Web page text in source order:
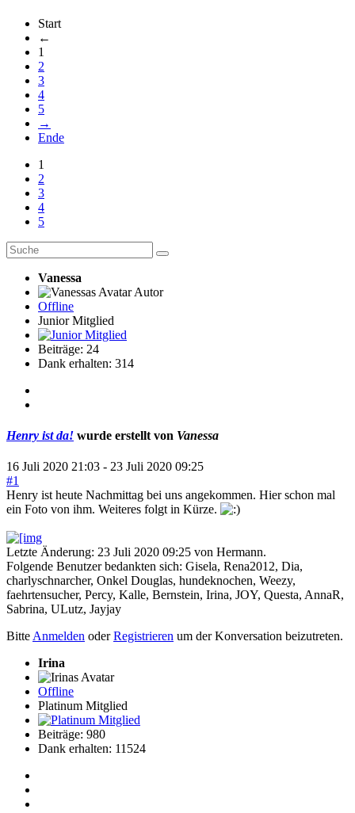
Start
←
1
2
3
4
5
→
Ende
1
2
3
4
5
Vanessa
Autor
Offline
Junior Mitglied
Beiträge: 24
Dank erhalten: 314
Henry ist da! wurde erstellt von Vanessa
16 Juli 2020 21:03 - 23 Juli 2020 09:25
#1
Henry ist heute Nachmittag bei uns angekommen. Hier schon mal
ein Foto von ihm. Weiteres folgt in Kürze.
Letzte Änderung: 23 Juli 2020 09:25 von Hermann.
Folgende Benutzer bedankten sich: Gisela, Rena2012, Dia,
charlyschnarcher, Onkel Douglas, hundeknochen, Weezy,
faehrtensucher, Percy, Kalle, Bernstein, Irina, JOY, Questa, AnnaR,
Sabrina, ULutz, Jayjay
BitteAnmelden oderRegistrieren um der Konversation beizutreten.
Irina
Offline
Platinum Mitglied
Beiträge: 980
Dank erhalten: 11524